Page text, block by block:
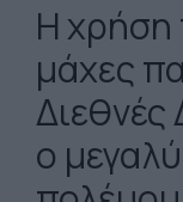
H χρήση
μάχες
Διεθνές
ο